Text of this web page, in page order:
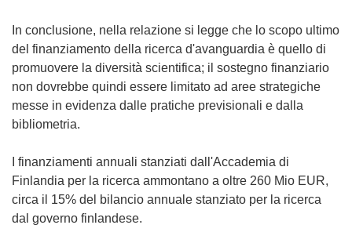
In conclusione, nella relazione si legge che lo scopo ultimo
del finanziamento della ricerca d'avanguardia è quello di
promuovere la diversità scientifica; il sostegno finanziario
non dovrebbe quindi essere limitato ad aree strategiche
messe in evidenza dalle pratiche previsionali e dalla
bibliometria.
I finanziamenti annuali stanziati dall'Accademia di
Finlandia per la ricerca ammontano a oltre 260 Mio EUR,
circa il 15% del bilancio annuale stanziato per la ricerca
dal governo finlandese.